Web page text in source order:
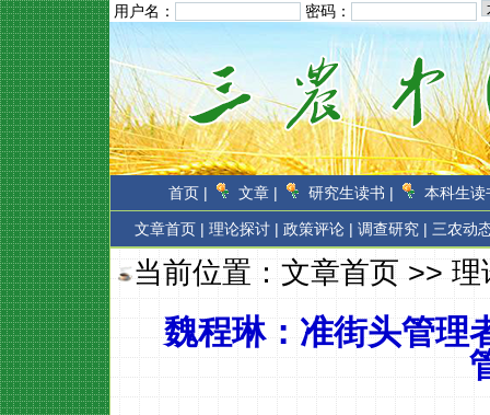
用户名： 密码：
首页 | 文章 | 研究生读书 | 本科生读
文章首页 | 理论探讨 | 政策评论 | 调查研究 | 三农动
当前位置：文章首页>>理
魏程琳：准街头管